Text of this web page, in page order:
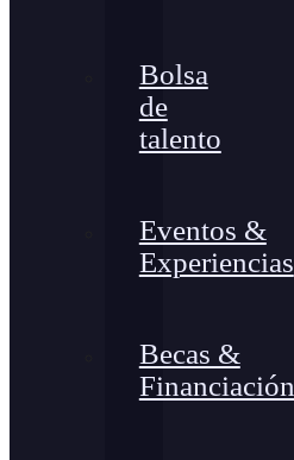
Bolsa
de
talento
Eventos &
Experiencias
Becas &
Financiación